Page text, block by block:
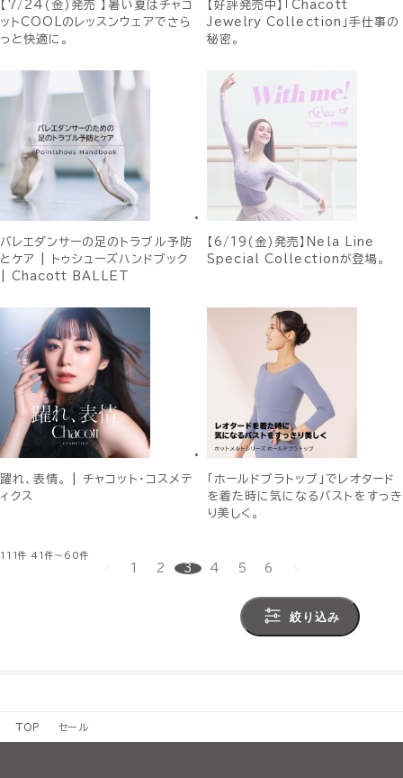
【7/24(金)発売 】暑い夏はチャコ
ットCOOLのレッスンウェアでさら
っと快適に。
【好評発売中】「Chacott
Jewelry Collection」手仕事の
秘密。
バレエダンサーの足のトラブル予防
とケア | トゥシューズハンドブック
| Chacott BALLET
【6/19(金)発売】Nela Line
Special Collectionが登場。
躍れ、表情。 | チャコット・コスメテ
ィクス
「ホールドブラトップ」でレオタード
を着た時に気になるバストをすっき
り美しく。
111件 41件～60件
1 2 3 4 5 6
絞り込み
TOP セール